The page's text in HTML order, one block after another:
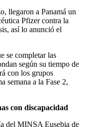
llegaron a Panamá un
Pfizer contra la
así lo anunció el
se completar las
según su tiempo de
con los grupos
semana a la Fase 2,
con discapacidad
del MINSA Eusebia de